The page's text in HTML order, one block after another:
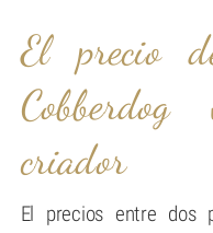
El precio
criador
El precios entre dos